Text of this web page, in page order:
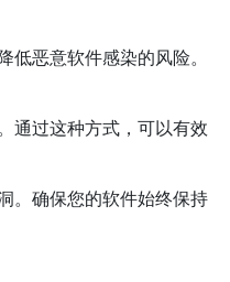
恶意软件感染的风险。
通过这种方式，可以有效
。确保您的软件始终保持